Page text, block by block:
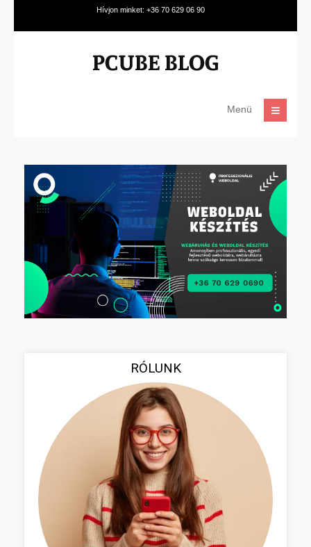
Hívjon minket: +36 70 629 06 90
Menü
RÓLUNK